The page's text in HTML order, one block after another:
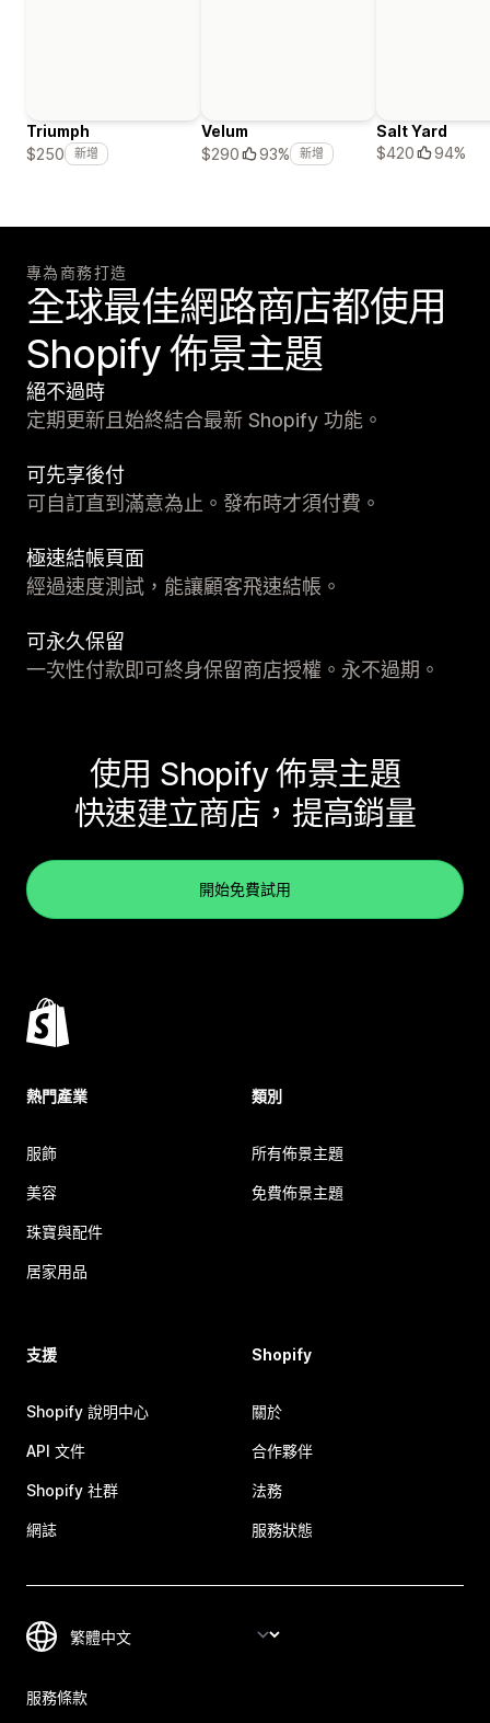
Triumph
$250
新增
Velum
$290
93% 新增
Salt Yard
$420
94%
專為商務打造
全球最佳網路商店都使用
Shopify 佈景主題
絕不過時
定期更新且始終結合最新 Shopify 功能。
可先享後付
可自訂直到滿意為止。發布時才須付費。
極速結帳頁面
經過速度測試，能讓顧客飛速結帳。
可永久保留
一次性付款即可終身保留商店授權。永不過期。
使用 Shopify 佈景主題
快速建立商店，提高銷量
開始免費試用
熱門產業
服飾
美容
珠寶與配件
居家用品
類別
所有佈景主題
免費佈景主題
支援
Shopify 說明中心
API 文件
Shopify 社群
網誌
Shopify
關於
合作夥伴
法務
服務狀態
服務條款